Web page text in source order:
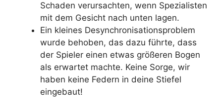
Schaden verursachten, wenn Spezialisten
mit dem Gesicht nach unten lagen.
Ein kleines Desynchronisationsproblem
wurde behoben, das dazu führte, dass
der Spieler einen etwas größeren Bogen
als erwartet machte. Keine Sorge, wir
haben keine Federn in deine Stiefel
eingebaut!